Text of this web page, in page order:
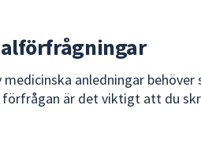
medicinska anledningar
förfrågan är det viktigt att du